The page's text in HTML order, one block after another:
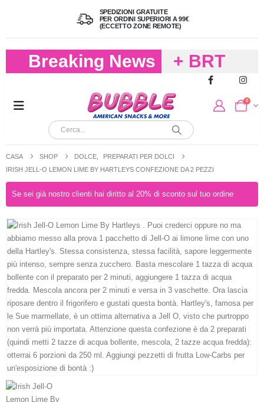
SPEDIZIONI GRATUITE
PER ORDINI SUPERIORI A 99€
(ECCETTO ZONE REMOTE)
Breaking News
+ BRT
FREDDO
PER
E
A 19,90
(FINO A 4,9
KG) –
CONSEGNA
IN 24/48
ORE AD
0
CASA SHOP DOLCE
PREPARATI PER DOLCI
IRISH JELL-O LEMON LIME BY HARTLEYS CONFEZIONE DA 2 PEZZI
Se sei già nostro clienti hai diritto al 20% di sconto sul tuo ordine